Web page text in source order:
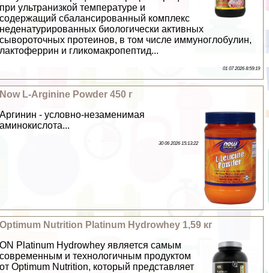
при ультранизкой температуре и
содержащий сбалансированный комплекс
неденатурированных биологически активных
сывороточных протеинов, в том числе иммуноглобулин,
лактоферрин и гликомакропептид...
01 07 2026 8:59:19
Now L-Arginine Powder 450 г
Аргинин - условно-незаменимая
аминокислота...
30 06 2026 15:13:22
Optimum Nutrition Platinum Hydrowhey 1,59 кг
ON Platinum Hydrowhey является самым
современным и технологичным продуктом
от Optimum Nutrition, который представляет